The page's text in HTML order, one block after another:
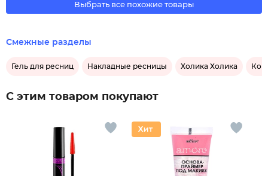
Выбрать все похожие товары
Смежные разделы
Гель для ресниц Накладные ресницы Холика Холика
С этим товаром покупают